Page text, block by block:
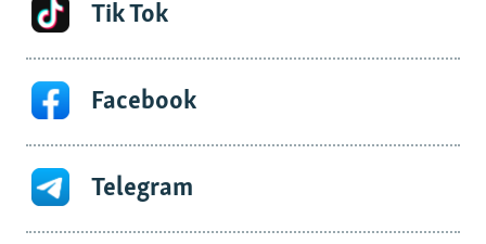
Tik Tok
Facebook
Telegram